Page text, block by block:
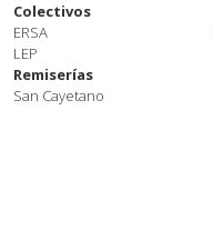
Colectivos
ERSA
LEP
Remiserías
San Cayetano